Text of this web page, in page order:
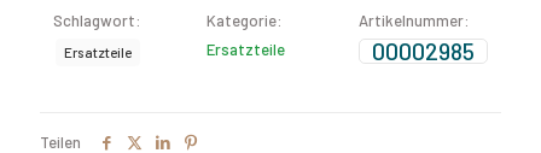
Schlagwort:
Ersatzteile
Kategorie:
Ersatzteile
Artikelnummer:
00002985
Teilen